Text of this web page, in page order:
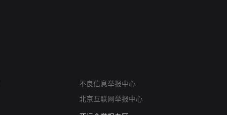
不良信息举报中心
北京互联网举报中心
算法推荐专项举报